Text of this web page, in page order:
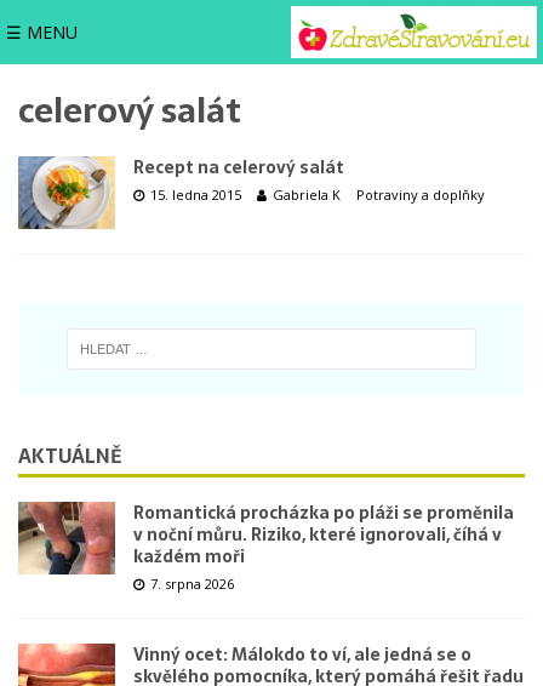
☰ MENU
celerový salát
Recept na celerový salát
15. ledna 2015 Gabriela K Potraviny a doplňky
AKTUÁLNĚ
Romantická procházka po pláži se proměnila
v noční můru. Riziko, které ignorovali, číhá v
každém moři
7. srpna 2026
Vinný ocet: Málokdo to ví, ale jedná se o
skvělého pomocníka, který pomáhá řešit řadu